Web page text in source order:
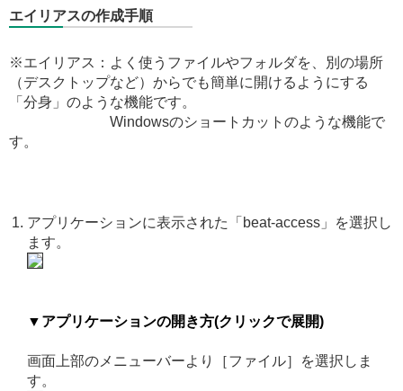
エイリアスの作成手順
※エイリアス：よく使うファイルやフォルダを、別の場所
（デスクトップなど）からでも簡単に開けるようにする
「分身」のような機能です。
Windowsのショートカットのような機能で
す。
アプリケーションに表示された「beat-access」を選択し
ます。
▼アプリケーションの開き方(クリックで展開)
画面上部のメニューバーより［ファイル］を選択しま
す。